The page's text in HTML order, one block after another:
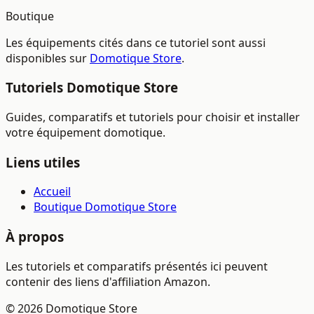
Boutique
Les équipements cités dans ce tutoriel sont aussi
disponibles sur Domotique Store.
Tutoriels Domotique Store
Guides, comparatifs et tutoriels pour choisir et installer
votre équipement domotique.
Liens utiles
Accueil
Boutique Domotique Store
À propos
Les tutoriels et comparatifs présentés ici peuvent
contenir des liens d'affiliation Amazon.
© 2026 Domotique Store